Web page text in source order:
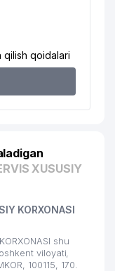
156 м
156 м
LTD.
160 м
164 м
170 м
qilish qoidalari
XUSUSIY
KORXONASI
shu
viloyati,
100115, 170.